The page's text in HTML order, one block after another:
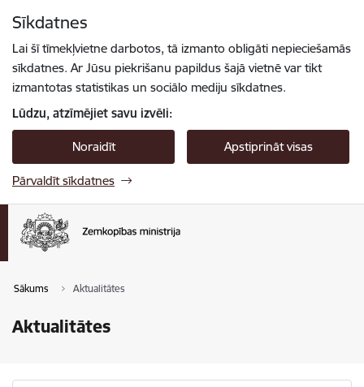
Sīkdatnes
Lai šī tīmekļvietne darbotos, tā izmanto obligāti nepieciešamās
sīkdatnes. Ar Jūsu piekrišanu papildus šajā vietnē var tikt
izmantotas statistikas un sociālo mediju sīkdatnes.
Lūdzu, atzīmējiet savu izvēli:
Noraidīt Apstiprināt visas
Pārvaldīt sīkdatnes
Sākums Aktualitātes
Aktualitātes